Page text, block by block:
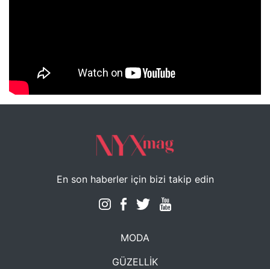
NYXmag 2. Yaş Kutlama Etkinliği
En son haberler için bizi takip edin
MODA
GÜZELLİK